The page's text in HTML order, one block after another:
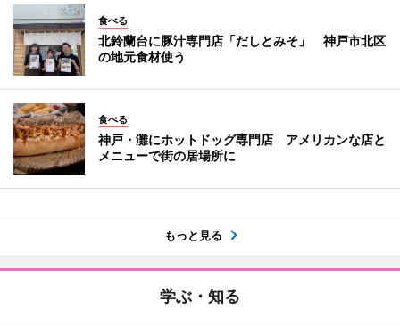
食べる
北鈴蘭台に豚汁専門店「だしとみそ」 神戸市北区
の地元食材使う
食べる
神戸・灘にホットドッグ専門店 アメリカンな店と
メニューで街の居場所に
もっと見る
学ぶ・知る